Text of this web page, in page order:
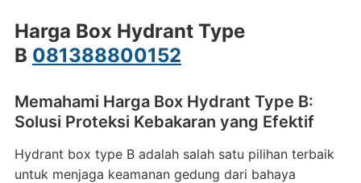
Harga Box Hydrant Type
B 081388800152
Memahami Harga Box Hydrant Type B:
Solusi Proteksi Kebakaran yang Efektif
Hydrant box type B adalah salah satu pilihan terbaik
untuk menjaga keamanan gedung dari bahaya